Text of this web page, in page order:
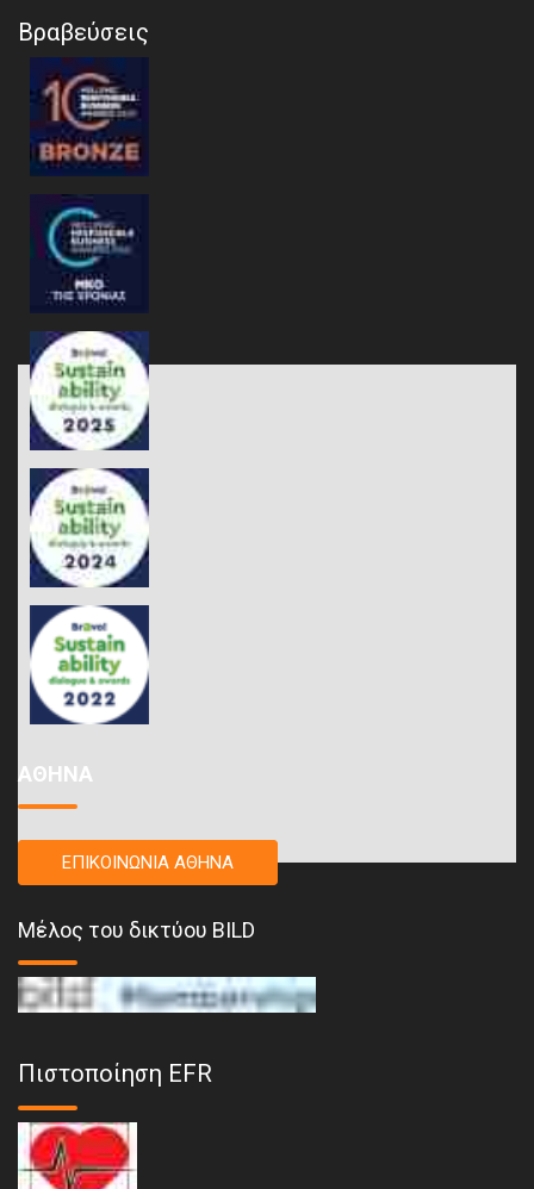
Βραβεύσεις
ΑΘΗΝΑ
ΕΠΙΚΟΙΝΩΝΙΑ ΑΘΗΝΑ
Μέλος του δικτύου BILD
Πιστοποίηση EFR